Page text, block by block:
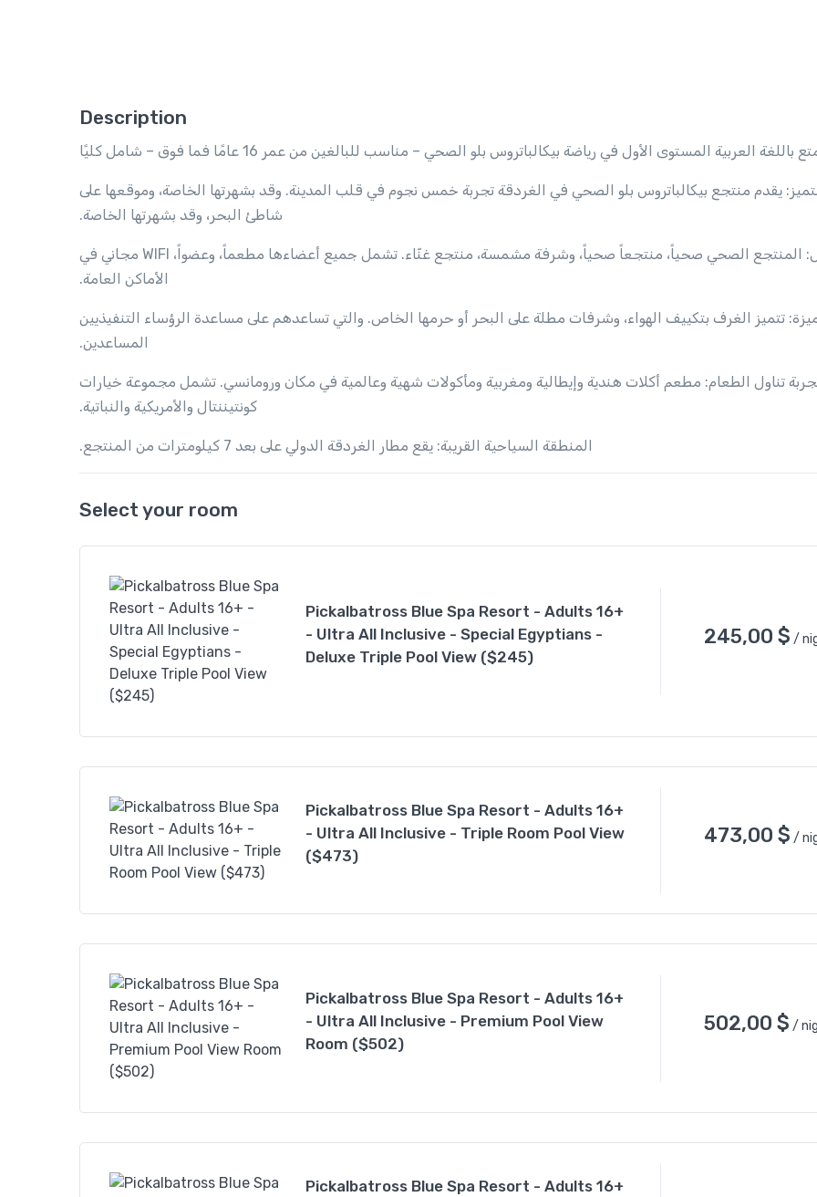
Description
باللغة العربية المستوى الأول في رياضة بيكالباتروس بلو الصحي – مناسب للبالغين من عمر 16 عامًا فما فوق – شامل كليًا
يقدم منتجع بيكالباتروس بلو الصحي في الغردقة تجربة خمس نجوم في قلب المدينة. وقد بشهرتها الخاصة، وموقعها على
شاطئ البحر، وقد بشهرتها الخاصة.
شامل: المنتجع الصحي صحياً، منتجعاً صحياً، وشرفة مشمسة، منتجع غنّاء. تشمل جميع أعضاءها مطعماً، وعضواً، WIFI مجاني في
الأماكن العامة.
تتميز الغرف بتكييف الهواء، وشرفات مطلة على البحر أو حرمها الخاص. والتي تساعدهم على مساعدة الرؤساء التنفيذيين
المساعدين.
تناول الطعام: مطعم أكلات هندية وإيطالية ومغربية ومأكولات شهية وعالمية في مكان ورومانسي. تشمل مجموعة خيارات
كونتيننتال والأمريكية والنباتية.
المنطقة السياحية القريبة: يقع مطار الغردقة الدولي على بعد 7 كيلومترات من المنتجع.
Select your room
Pickalbatross Blue Spa Resort - Adults 16+
- Ultra All Inclusive - Special Egyptians -
Deluxe Triple Pool View ($245)
245,00 $ /
Pickalbatross Blue Spa Resort - Adults 16+
- Ultra All Inclusive - Triple Room Pool View
($473)
473,00 $ /
Pickalbatross Blue Spa Resort - Adults 16+
- Ultra All Inclusive - Premium Pool View
Room ($502)
502,00$ /
Pickalbatross Blue Spa Resort - Adults 16+